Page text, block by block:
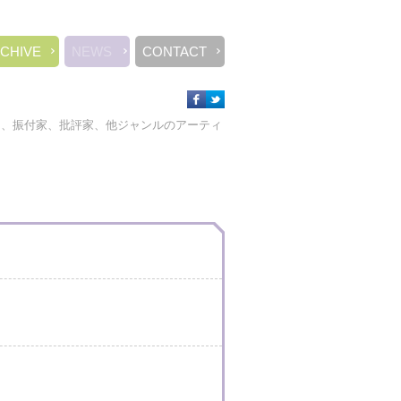
CONTACT
振付家、批評家、他ジャンルのアーティ